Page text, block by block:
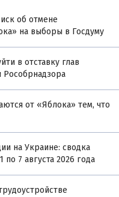
об отмене
на выборы в Госдуму
в отставку глав
от «Яблока» тем, что
на Украине: сводка
7 августа 2026 года